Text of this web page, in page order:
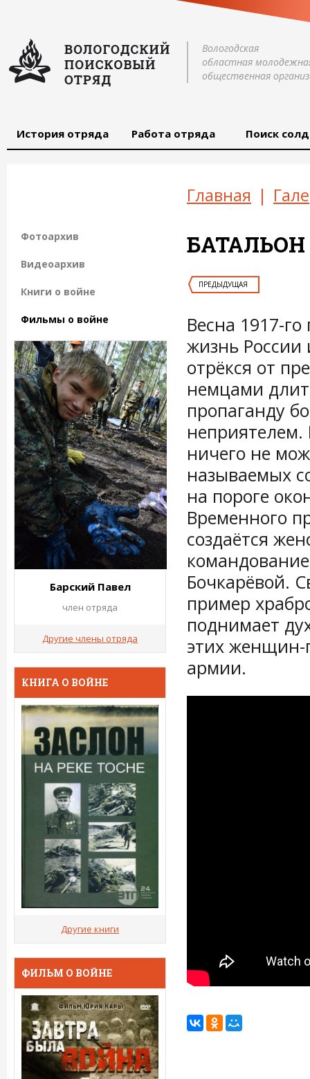
Вологодская
областная
общественная
История отряда Работа отряда Поиск
Главная |
БАТАЛЬОН
ПРЕДЫДУЩАЯ
Весна 1917-
жизнь России
отрёкся от
немцами
пропаганду
неприятелем.
ничего не
называемых
на пороге
Временного
создаётся
Бочкарёвой.
пример
поднимает
этих женщин-
армии.
Фотоархив
Видеоархив
Книги о войне
Фильмы о войне
Барский Павел
член отряда
Другие члены отряда
КНИГА О ВОЙНЕ
Другие книги
ФИЛЬМ О ВОЙНЕ